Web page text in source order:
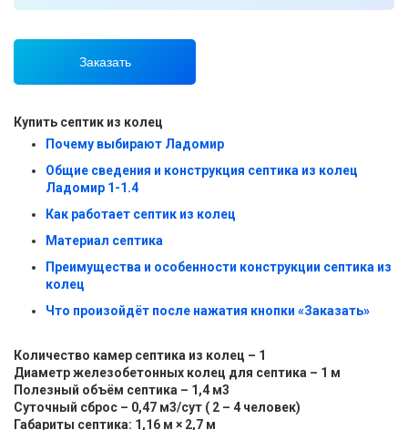
Заказать
Купить септик из колец
Почему выбирают Ладомир
Общие сведения и конструкция септика из колец
Ладомир 1-1.4
Как работает септик из колец
Материал септика
Преимущества и особенности конструкции септика из
колец
Что произойдёт после нажатия кнопки «Заказать»
Количество камер септика из колец – 1
Диаметр железобетонных колец для септика – 1 м
Полезный объём септика – 1,4 м3
Суточный сброс – 0,47 м3/сут ( 2 – 4 человек)
Габариты септика: 1,16 м × 2,7 м